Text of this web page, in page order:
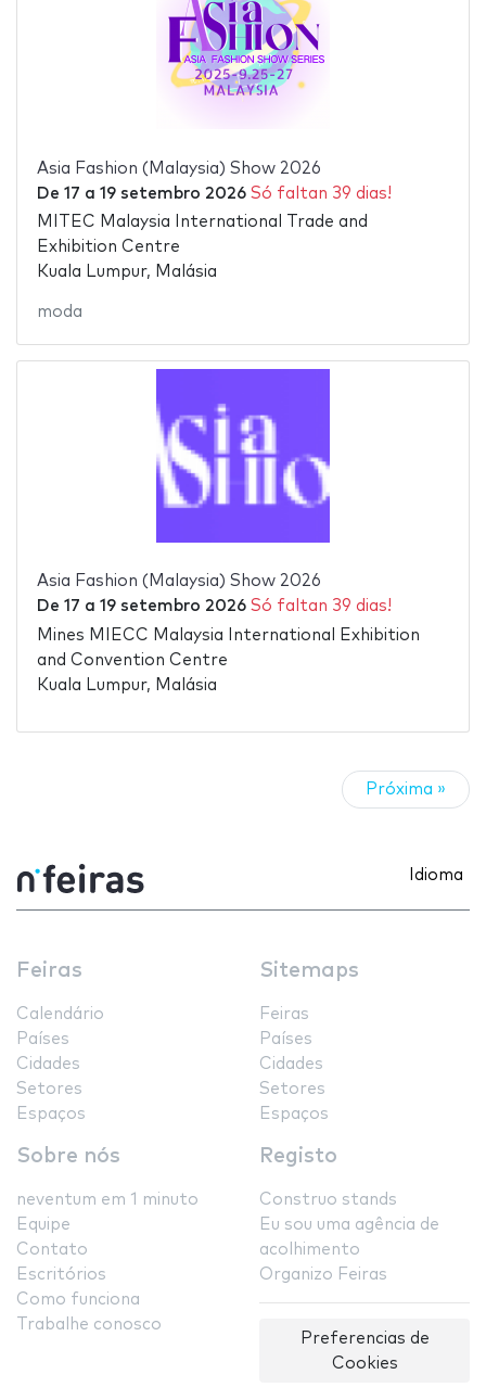
Asia Fashion (Malaysia) Show 2026
De 17 a 19 setembro 2026 Só faltan 39 dias!
MITEC Malaysia International Trade and
Exhibition Centre
Kuala Lumpur, Malásia
moda
Asia Fashion (Malaysia) Show 2026
De 17 a 19 setembro 2026 Só faltan 39 dias!
Mines MIECC Malaysia International Exhibition
and Convention Centre
Kuala Lumpur, Malásia
Próxima »
Idioma
Feiras
Calendário
Países
Cidades
Setores
Espaços
Sitemaps
Feiras
Países
Cidades
Setores
Espaços
Sobre nós
neventum em 1 minuto
Equipe
Contato
Escritórios
Como funciona
Trabalhe conosco
Registo
Construo stands
Eu sou uma agência de
acolhimento
Organizo Feiras
Preferencias de
Cookies